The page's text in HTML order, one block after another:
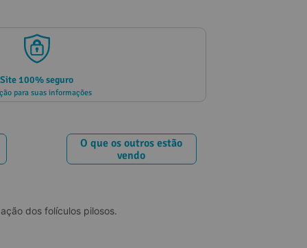
Site 100% seguro
para suas informações
O que os outros estão
vendo
dos folículos pilosos.